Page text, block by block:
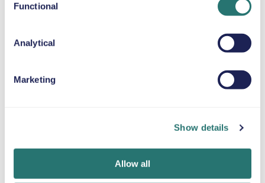
Functional
Analytical
Marketing
Show details
Allow all
minuti sul sito web
dal tuo telefono
con la nostra app.
documenti
direttamente